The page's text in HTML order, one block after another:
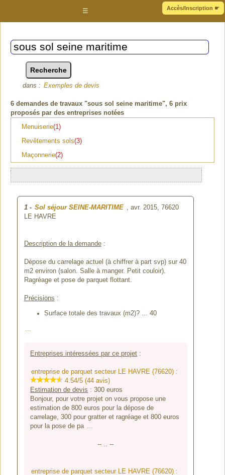
Accès/Inscription ☛
☰
dans : Exemples de devis
6 demandes de travaux "sous sol seine maritime", 6 prix
proposés par des entreprises notées
Menuiserie(1)
Revêtements sols(3)
Maçonnerie(2)
1- Sol séjour SEINE-MARITIME , avr. 2015, 76620
LE HAVRE
Description de la demande:
Dépose du carrelage actuel (à chiffrer à part svp) sur 40
m2 environ (salon. Salle à manger. Petit couloir).
Ragréage et pose de parquet flottant.
Précisions :
Surface totale des travaux (m2)? ... 40
...
Entreprises intéressées par ce projet :
entreprise de parquet secteur LE HAVRE (76620) :
4.54/5 (44 avis)
Estimation de devis :300 euros
Bonjour, pour votre projet on vous propose une
estimation de 800 euros pour la dépose de
carrelage, 300 pour gratter et ragréage et 800 euros
pour la pose de pa
-- .. --
entreprise de parquet secteur LE HAVRE (76620) :